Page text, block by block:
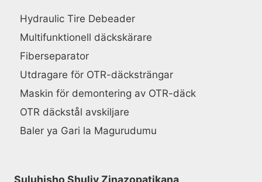
Hydraulic Tire Debeader
Multifunktionell däckskärare
Fiberseparator
Utdragare för OTR-däcksträngar
Maskin för demontering av OTR-däck
OTR däckstål avskiljare
Baler ya Gari la Magurudumu
Suluhisho Shuliy Zinazopatikana